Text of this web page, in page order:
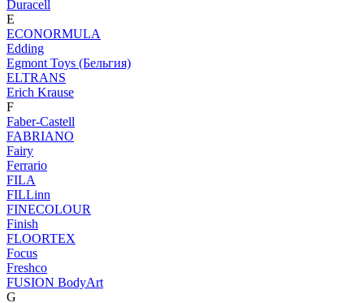
Duracell
E
ECONORMULA
Edding
Egmont Toys (Бельгия)
ELTRANS
Erich Krause
F
Faber-Castell
FABRIANO
Fairy
Ferrario
FILA
FILLinn
FINECOLOUR
Finish
FLOORTEX
Focus
Freshco
FUSION BodyArt
G